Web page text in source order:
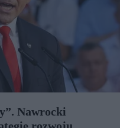
Nawrocki